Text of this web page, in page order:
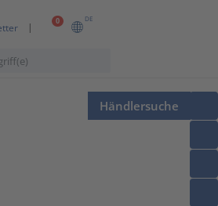
0 DE
Händlersuche